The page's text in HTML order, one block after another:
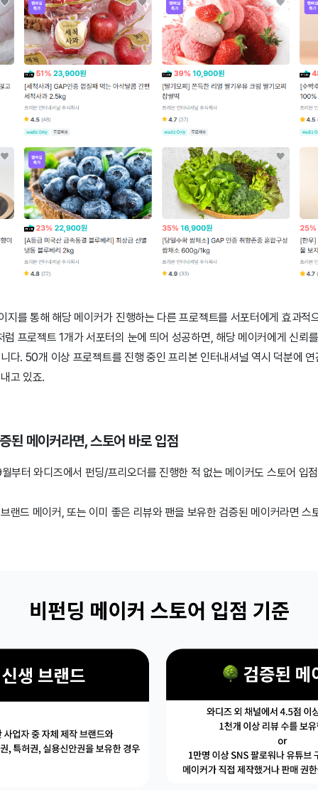
지를 통해 해당 메이커가 진행하는 다른 프로젝트를 서포터에게 효과적
프로젝트 1개가 서포터의 눈에 띄어 성공하면, 해당 메이커에게 신뢰
다. 50개 이상 프로젝트를 진행 중인 프리본 인터내셔널 역시 덕분에
고 있죠.
된 메이커라면, 스토어 바로 입점
부터 와디즈에서 펀딩/프리오더를 진행한 적 없는 메이커도 스토어 입
랜드 메이커, 또는 이미 좋은 리뷰와 팬을 보유한 검증된 메이커라면 스